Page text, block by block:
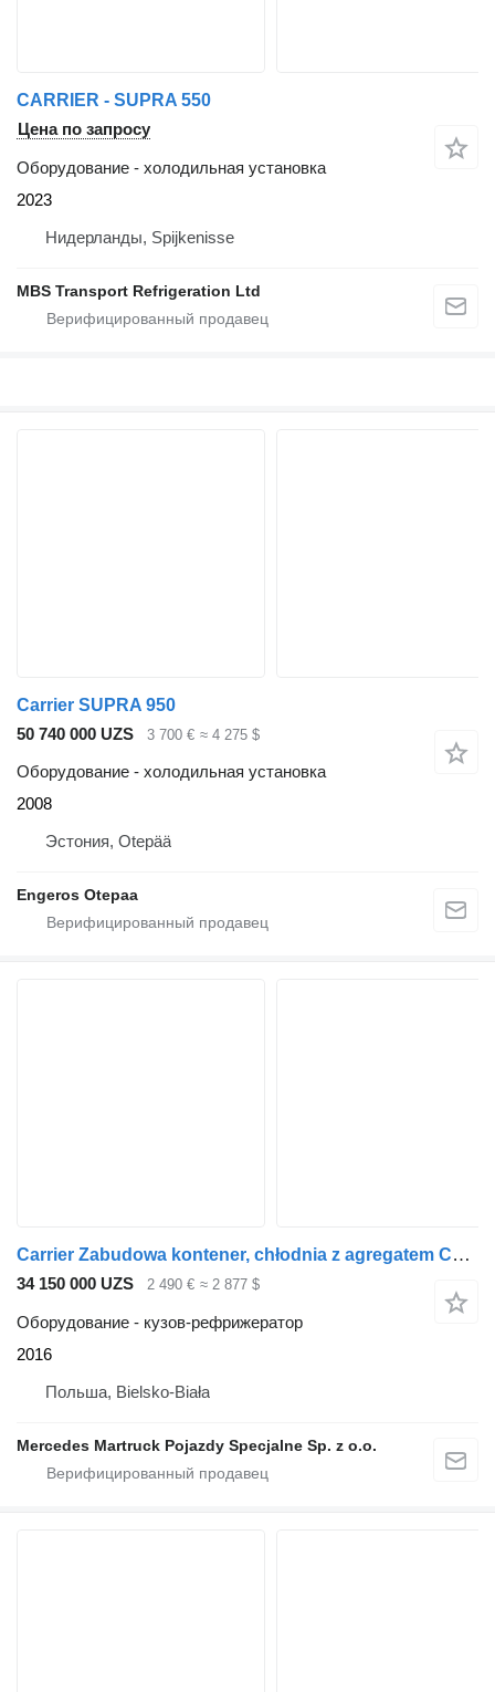
CARRIER - SUPRA 550
Цена по запросу
Оборудование - холодильная установка
2023
Нидерланды, Spijkenisse
MBS Transport Refrigeration Ltd
Carrier SUPRA 950
50 740 000 UZS
3 700 € ≈ 4 275 $
Оборудование - холодильная установка
2008
Эстония, Otepää
Engeros Otepaa
Carrier Zabudowa kontener, chłodnia z agregatem Carrier Silent Supra 850
34 150 000 UZS 2 490 € ≈ 2 877 $
Оборудование - кузов-рефрижератор
2016
Польша, Bielsko-Biała
Mercedes Martruck Pojazdy Specjalne Sp. z o.o.